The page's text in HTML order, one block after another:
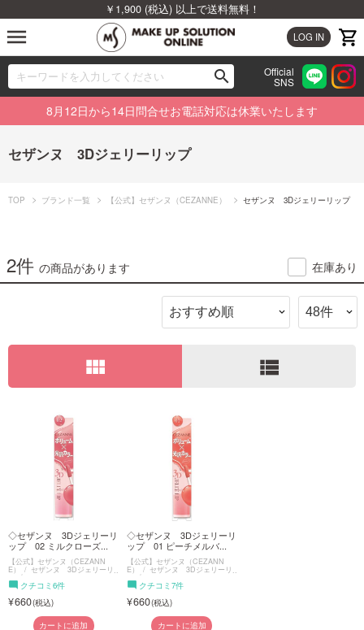
￥1,900 (税込) 以上で送料無料！
LOG IN
menu
search
00
Official
SNS
ブランドから探す
カテゴリから探す
特集から探す
ビューティジャーナルから探す
お問い合わせ
ログイン・新規会員登録
8月12日から14日問合せお電話対応は休業いたします
セザンヌ 3Dジェリーリップ
TOP ブランド一覧 【公式】セザンヌ（CEZANNE） セザンヌ 3Dジェリーリップ
2件 の商品があります 在庫あり
view_module view_list
◇セザンヌ 3Dジェリーリ
ップ 02 ミルクローズ...
【公式】セザンヌ（CEZANN
E） セザンヌ 3Dジェリーリ
ップ
クチコミ6件
660
カートに追加
◇セザンヌ 3Dジェリーリ
ップ 01 ピーチメルバ...
【公式】セザンヌ（CEZANN
E） セザンヌ 3Dジェリーリ
ップ
クチコミ7件
660
カートに追加